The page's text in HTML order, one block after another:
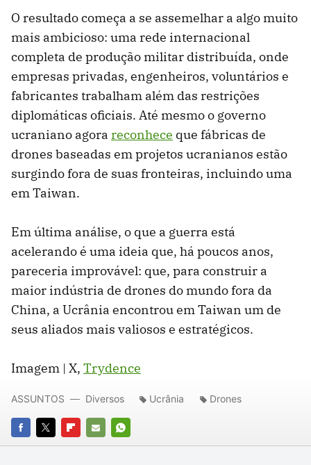
O resultado começa a se assemelhar a algo muito
mais ambicioso: uma rede internacional
completa de produção militar distribuída, onde
empresas privadas, engenheiros, voluntários e
fabricantes trabalham além das restrições
diplomáticas oficiais. Até mesmo o governo
ucraniano agora reconhece que fábricas de
drones baseadas em projetos ucranianos estão
surgindo fora de suas fronteiras, incluindo uma
em Taiwan.
Em última análise, o que a guerra está
acelerando é uma ideia que, há poucos anos,
pareceria improvável: que, para construir a
maior indústria de drones do mundo fora da
China, a Ucrânia encontrou em Taiwan um de
seus aliados mais valiosos e estratégicos.
Imagem | X, Trydence
FACEBOOK
TWITTERFLIPBOARD
E-
WHATSAPP
ASSUNTOS Diversos Ucrânia Drones